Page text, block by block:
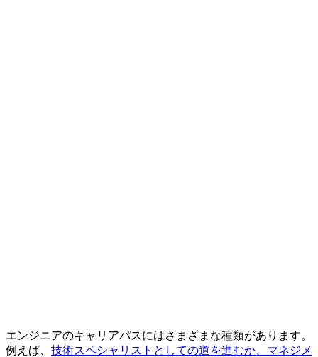
エンジニアのキャリアパスにはさまざまな種類があります。
例えば、 技術スペシャリストとしての道を進むか、マネジメ